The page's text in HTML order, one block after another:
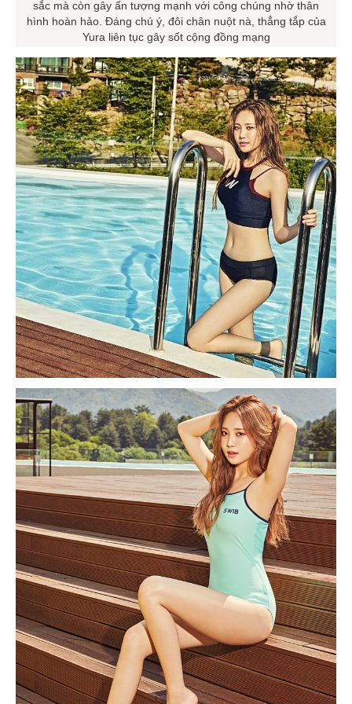
sắc mà còn gây ấn tượng mạnh với công chúng nhờ thân
hình hoàn hảo. Đáng chú ý, đôi chân nuột nà, thẳng tắp của
Yura liên tục gây sốt cộng đồng mạng